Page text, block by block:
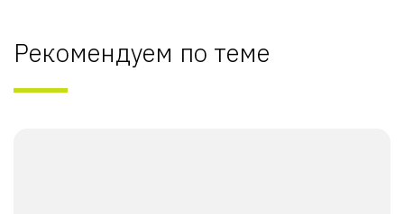
Рекомендуем по теме